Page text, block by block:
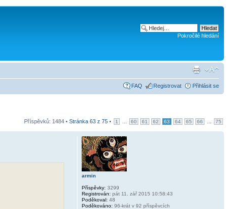
Pokročilé hledání
FAQ Registrovat Přihlásit se
Příspěvků: 1484 • Stránka 63 z 75 • 1 60 61 62 63 64 65 66 75
armin
Příspěvky: 3299
Registrován: pát 11. zář 2015 10:58:43
Poděkoval: 48
Poděkováno: 96-krát v 92 příspěvcích